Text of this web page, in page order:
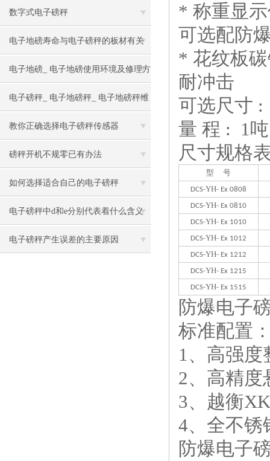
数字式电子磅秤
电子地磅寿命与电子磅秤的板材有关
电子地磅_ 电子地磅使用环境及修理方
法
电子磅秤_ 电子地磅秤_ 电子地磅秤维
修小窍门
教你正确选择电子磅秤传感器
磅秤开机不规零已有办法
如何选择适合自己的电子磅秤
电子磅秤中d和e分别代表着什么含义
电子磅秤产生误差的主要原因
* 称重显
可选配防
* 花纹板
耐冲击
可选尺寸 :
量 程 : 1
尺寸规格
型 号
DCS-YH- Ex 0808
DCS-YH- Ex 0810
DCS-YH- Ex 1010
DCS-YH- Ex 1012
DCS-YH- Ex 1212
DCS-YH- Ex 1215
DCS-YH- Ex 1515
防爆电子
标准配置
1、高强度
2、高精度
3、 越衡
4、全不锈
防爆电子